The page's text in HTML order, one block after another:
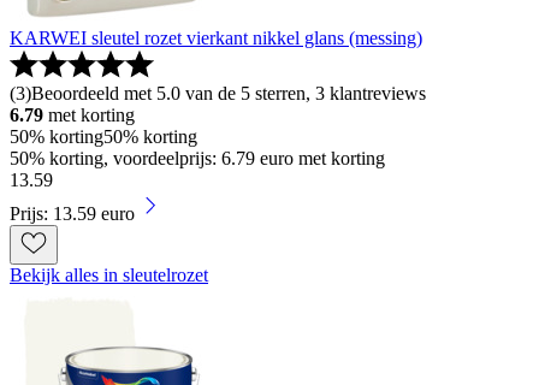
KARWEI sleutel rozet vierkant nikkel glans (messing)
(3)Beoordeeld met 5.0 van de 5 sterren, 3 klantreviews
6.79 met korting
50% korting50% korting
50% korting, voordeelprijs: 6.79 euro met korting
13.59
Prijs: 13.59 euro
Bekijk alles in sleutelrozet